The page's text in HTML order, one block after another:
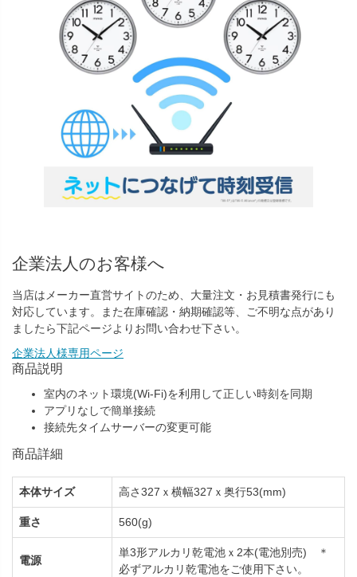
企業法人のお客様へ
当店はメーカー直営サイトのため、大量注文・お見積書発行にも
対応しています。また在庫確認・納期確認等、ご不明な点があり
ましたら下記ページよりお問い合わせ下さい。
企業法人様専用ページ
商品説明
室内のネット環境(Wi-Fi)を利用して正しい時刻を同期
アプリなしで簡単接続
接続先タイムサーバーの変更可能
商品詳細
本体サイズ 高さ327ｘ横幅327ｘ奥行53(mm)
重さ 560(g)
電源
単3形アルカリ乾電池ｘ2本(電池別売) ＊
必ずアルカリ乾電池をご使用下さい。